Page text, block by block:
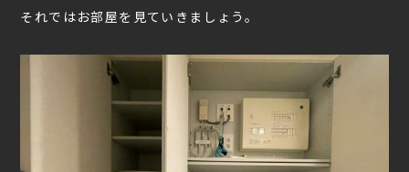
それではお部屋を見ていきましょう。